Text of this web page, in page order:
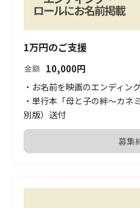
1万円のご支援
金額 10,000円
・お名前を映画のエンディン
・単行本「母と子の絆～カネ
別版）送付
募集